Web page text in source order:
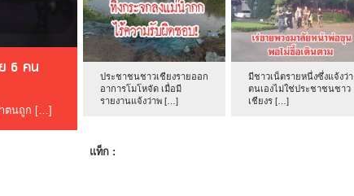
6 คน
าตนถูก […]
ประชาชนชาวเชียงรายออก
อาการโมโหจัด เมื่อมี
รายงานแจ้งว่าพ […]
มีชาวเน็ตรายหนึ่งซึ่งแจ้งว่า
ตนเองไม่ใช่ประชาชนชาว
เชียงร […]
แท็ก :